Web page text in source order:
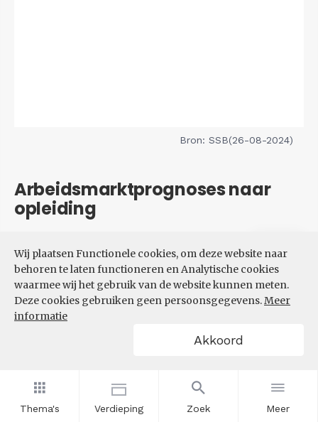
Thema's Verdieping Zoek Meer
Wij plaatsen Functionele cookies, om deze website naar
behoren te laten functioneren en Analytische cookies
waarmee wij het gebruik van de website kunnen meten.
Deze cookies gebruiken geen persoonsgegevens.Meer
informatie
Akkoord
Bron: SSB(26-08-2024)
Arbeidsmarktprognoses naar
opleiding
VERWACHTE UITBREIDINGS-
EN VERVANGINGSVRAAG NAAR
OPLEIDINGSNIVEAU
Filters